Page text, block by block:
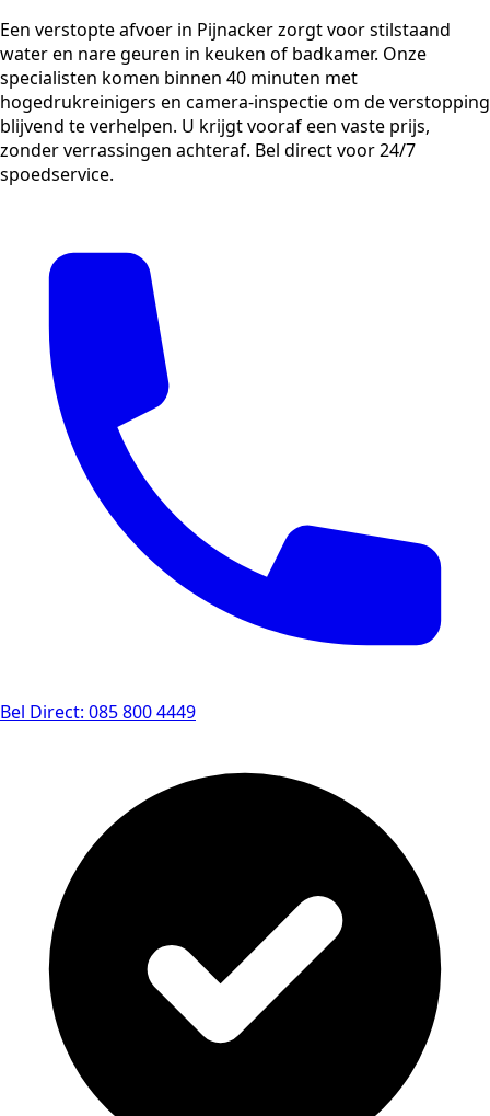
Een verstopte afvoer in Pijnacker zorgt voor stilstaand
water en nare geuren in keuken of badkamer. Onze
specialisten komen binnen 40 minuten met
hogedrukreinigers en camera-inspectie om de verstopping
blijvend te verhelpen. U krijgt vooraf een vaste prijs,
zonder verrassingen achteraf. Bel direct voor 24/7
spoedservice.
Bel Direct: 085 800 4449